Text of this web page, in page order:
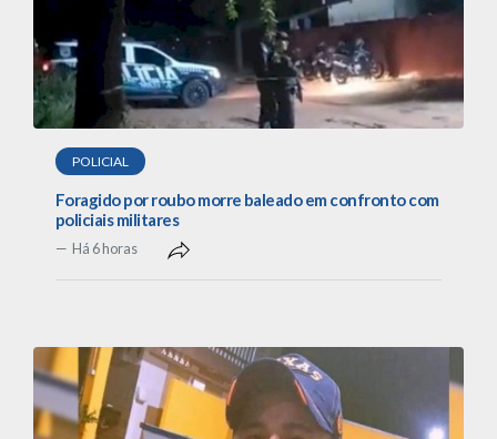
POLICIAL
Foragido por roubo morre baleado em confronto com
policiais militares
Há 6 horas